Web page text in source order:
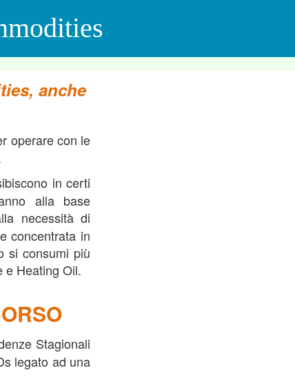
anche
operare con le
in certi
alla base
necessità di
concentrata in
si consumi più
e Heating Oil.
Stagionali
legato ad una